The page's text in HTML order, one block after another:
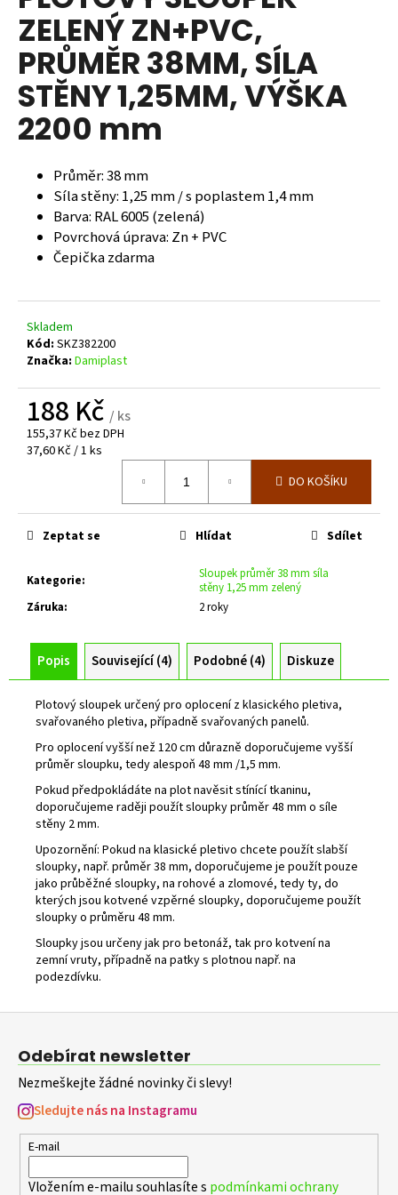
0,0
z
5
hvězdiček.
ZELENÝ ZN+PVC,
PRŮMĚR 38MM, SÍLA
STĚNY 1,25MM, VÝŠKA
2200 mm
Průměr: 38 mm
Síla stěny: 1,25 mm / s poplastem 1,4 mm
Barva: RAL 6005 (zelená)
Povrchová úprava: Zn + PVC
Čepička zdarma
Skladem
Kód: SKZ382200
Značka: Damiplast
188 Kč / ks
155,37 Kč bez DPH
Měrná
37,60 Kč / 1 ks
DO KOŠÍKU
Kategorie:
Sloupek průměr 38 mm síla
stěny 1,25 mm zelený
Záruka: 2 roky
Zeptat se Hlídat Sdílet
Popis Související (4) Podobné (4) Diskuze
Plotový sloupek určený pro oplocení z klasického pletiva,
svařovaného pletiva, případně svařovaných panelů.
Pro oplocení vyšší než 120 cm důrazně doporučujeme vyšší
průměr sloupku, tedy alespoň 48 mm /1,5 mm.
Pokud předpokládáte na plot navěsit stínící tkaninu,
doporučujeme raději použít sloupky průměr 48 mm o síle
stěny 2 mm.
Upozornění: Pokud na klasické pletivo chcete použít slabší
sloupky, např. průměr 38 mm, doporučujeme je použít pouze
jako průběžné sloupky, na rohové a zlomové, tedy ty, do
kterých jsou kotvené vzpěrné sloupky, doporučujeme použít
sloupky o průměru 48 mm.
Sloupky jsou určeny jak pro betonáž, tak pro kotvení na
zemní vruty, případně na patky s plotnou např. na
podezdívku.
a
j
í
t
?
HLEDAT
o
p
o
u
u
e
PRO
VÝPLŇ
V.2000
S
PŘÍČNÍKEM
306
Odebírat newsletter
Nezmeškejte žádné novinky či slevy!
Sledujte nás na Instagramu
E-mail
Vložením e-mailu souhlasíte s podmínkami ochrany